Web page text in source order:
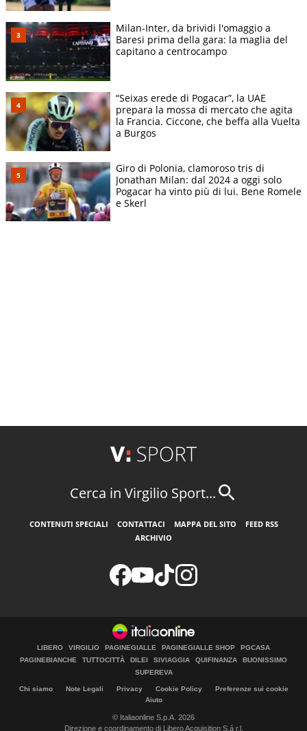
Milan-Inter, da brividi l'omaggio a
Baresi prima della gara: la maglia del
capitano a centrocampo
“Seixas erede di Pogacar”, la UAE
prepara la mossa di mercato che agita
la Francia. Ciccone, che beffa alla Vuelta
a Burgos
Giro di Polonia, clamoroso tris di
Jonathan Milan: dal 2024 a oggi solo
Pogacar ha vinto più di lui. Bene Romele
e Skerl
Cerca in Virgilio Sport...
CONTENUTI SPECIALI CONTATTACI MAPPA DEL SITO
FEED RSS
ARCHIVIO
LIBERO VIRGILIO PAGINEGIALLE PAGINEGIALLE SHOP
PGCASA
PAGINEBIANCHE
TUTTOCITTÀ DILEI SIVIAGGIA QUIFINANZA
BUONISSIMO
SUPEREVA
Chi siamo Note Legali Privacy Cookie Policy
Preferenze sui cookie
Aiuto
© Italiaonline S.p.A. 2026
Direzione e coordinamento di Libero Acquisition S.á r.l.